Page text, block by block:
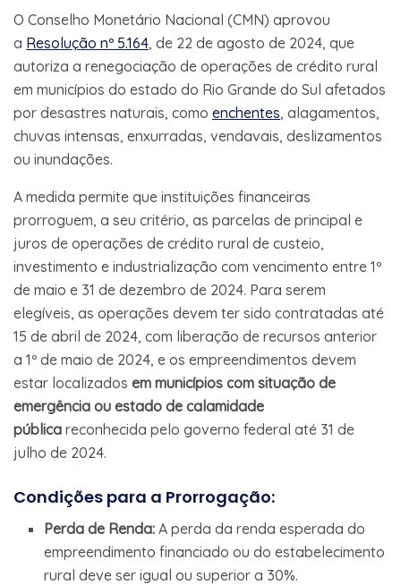
O Conselho Monetário Nacional (CMN) aprovou
a Resolução nº 5.164, de 22 de agosto de 2024, que
autoriza a renegociação de operações de crédito rural
em municípios do estado do Rio Grande do Sul afetados
por desastres naturais, como enchentes, alagamentos,
chuvas intensas, enxurradas, vendavais, deslizamentos
ou inundações.
A medida permite que instituições financeiras
prorroguem, a seu critério, as parcelas de principal e
juros de operações de crédito rural de custeio,
investimento e industrialização com vencimento entre 1º
de maio e 31 de dezembro de 2024. Para serem
elegíveis, as operações devem ter sido contratadas até
15 de abril de 2024, com liberação de recursos anterior
a 1º de maio de 2024, e os empreendimentos devem
estar localizados em municípios com situação de
emergência ou estado de calamidade
pública reconhecida pelo governo federal até 31 de
julho de 2024.
Condições para a Prorrogação:
Perda de Renda: A perda da renda esperada do
empreendimento financiado ou do estabelecimento
rural deve ser igual ou superior a 30%.